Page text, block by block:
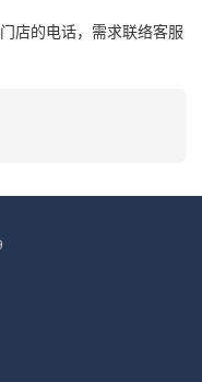
的电话，需求联络客服